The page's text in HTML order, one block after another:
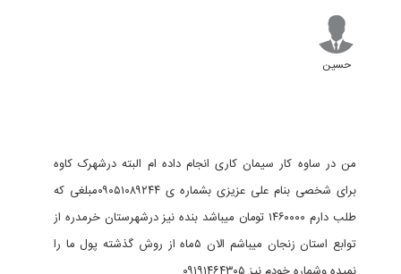
حسین
من در ساوه کار سیمان کاری انجام داده ام البته درشهرک کاوه
برای شخصی بنام علی عزیزی بشماره ی ۰۹۰۵۱۰۸۹۲۴۴مبلغی که
طلب دارم ۱۴۶۰۰۰۰ تومان میباشد بنده نیز درشهرستان خرمدره از
توابع استان زنجان میباشم الان ۵ماه از روش گذشته پول ما را